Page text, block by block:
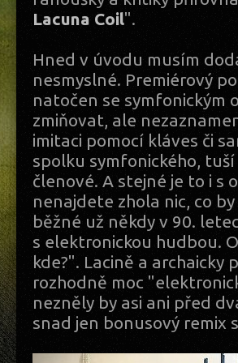
Lacuna Coil".
Hned v úvodu musím
nesmyslné. Premiérový
natočen se symfonickým
zmiňovat, ale
imitaci pomocí kláves či
spolku symfonického,
členové. A stejné je to i s
nenajdete zhola nic, co
běžné už někdy v 90.
s elektronickou hudbou.
kde?". Lacině a
rozhodně moc
nezněly by asi ani před
snad jen bonusový remix